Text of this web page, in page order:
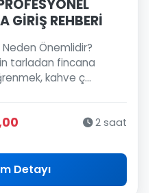
GİRİŞ REHBERİ
Önemlidir?
tarladan fincana
kahve ç...
2 saat
Detayı